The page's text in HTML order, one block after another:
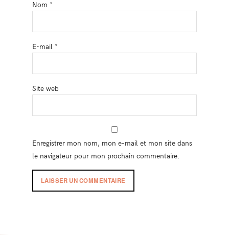
Nom *
E-mail *
Site web
Enregistrer mon nom, mon e-mail et mon site dans
le navigateur pour mon prochain commentaire.